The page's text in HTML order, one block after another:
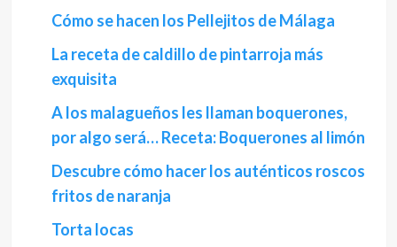
Cómo se hacen los Pellejitos de Málaga
La receta de caldillo de pintarroja más
exquisita
A los malagueños les llaman boquerones,
por algo será… Receta: Boquerones al limón
Descubre cómo hacer los auténticos roscos
fritos de naranja
Torta locas